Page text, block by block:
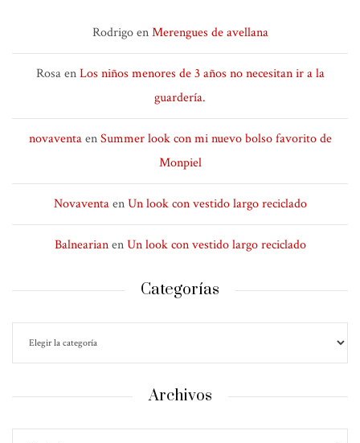
RodrigoenMerengues de avellana
RosaenLos niños menores de 3 años no necesitan ir a la
guardería.
novaventaenSummer look con mi nuevo bolso favorito de
Monpiel
NovaventaenUn look con vestido largo reciclado
BalnearianenUn look con vestido largo reciclado
Categorías
Archivos